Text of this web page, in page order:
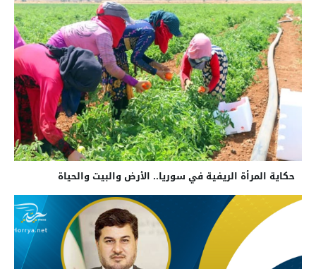
حكاية المرأة الريفية في سوريا.. الأرض والبيت والحياة